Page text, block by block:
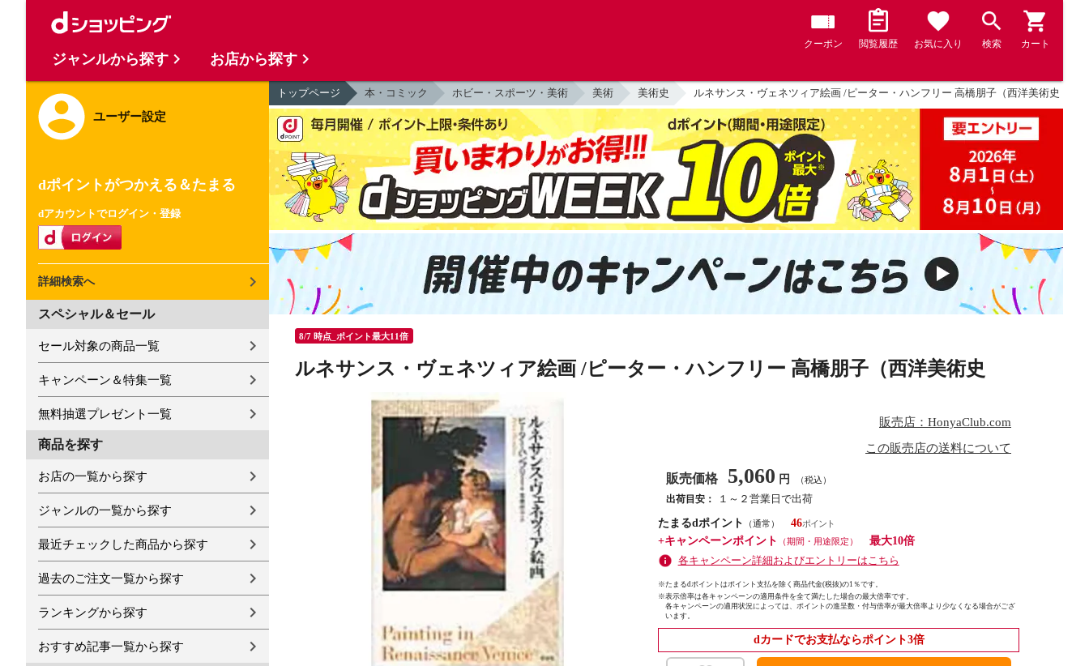
クーポン 閲覧履歴 お気に入り 検索 カート
ユーザー設定
dポイントがつかえる＆たまる
dアカウントでログイン・登録
詳細検索へ
スペシャル＆セール
セール対象の商品一覧
キャンペーン＆特集一覧
無料抽選プレゼント一覧
商品を探す
お店の一覧から探す
ジャンルの一覧から探す
最近チェックした商品から探す
過去のご注文一覧から探す
ランキングから探す
おすすめ記事一覧から探す
トップページ 本・コミック ホビー・スポーツ・美術 美術 美術史 ルネサンス・ヴェネツィア絵画 /ピーター・ハンフリー 高橋朋子（西洋美術史
8/7 時点_ポイント最大11倍
ルネサンス・ヴェネツィア絵画 /ピーター・ハンフリー 高橋朋子（西洋美術史
販売店：HonyaClub.com
この販売店の送料について
販売価格 5,060 円 （税込）
出荷目安：
１～２営業日で出荷
たまるdポイント
（通常）
46
+キャンペーンポイント
（期間・用途限定）
最大10倍
各キャンペーン詳細およびエントリーはこちら
※たまるdポイントはポイント支払を除く商品代金(税抜)の1％です。
※表示倍率は各キャンペーンの適用条件を全て満たした場合の最大倍率です。
各キャンペーンの適用状況によっては、ポイントの進呈数・付与倍率が最大倍率より少なくなる場合がござ
います。
dカードでお支払ならポイント3倍
ジャンルから探す お店から探す